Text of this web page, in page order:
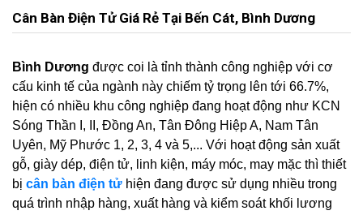
Cân Bàn Điện Tử Giá Rẻ Tại Bến Cát, Bình Dương
Bình Dương được coi là tỉnh thành công nghiệp với cơ
cấu kinh tế của ngành này chiếm tỷ trọng lên tới 66.7%,
hiện có nhiều khu công nghiệp đang hoạt động như KCN
Sóng Thần I, II, Đồng An, Tân Đông Hiệp A, Nam Tân
Uyên, Mỹ Phước 1, 2, 3, 4 và 5,... Với hoạt động sản xuất
gỗ, giày dép, điện tử, linh kiện, máy móc, may mặc thì thiết
bị cân bàn điện tử hiện đang được sử dụng nhiều trong
quá trình nhập hàng, xuất hàng và kiểm soát khối lương